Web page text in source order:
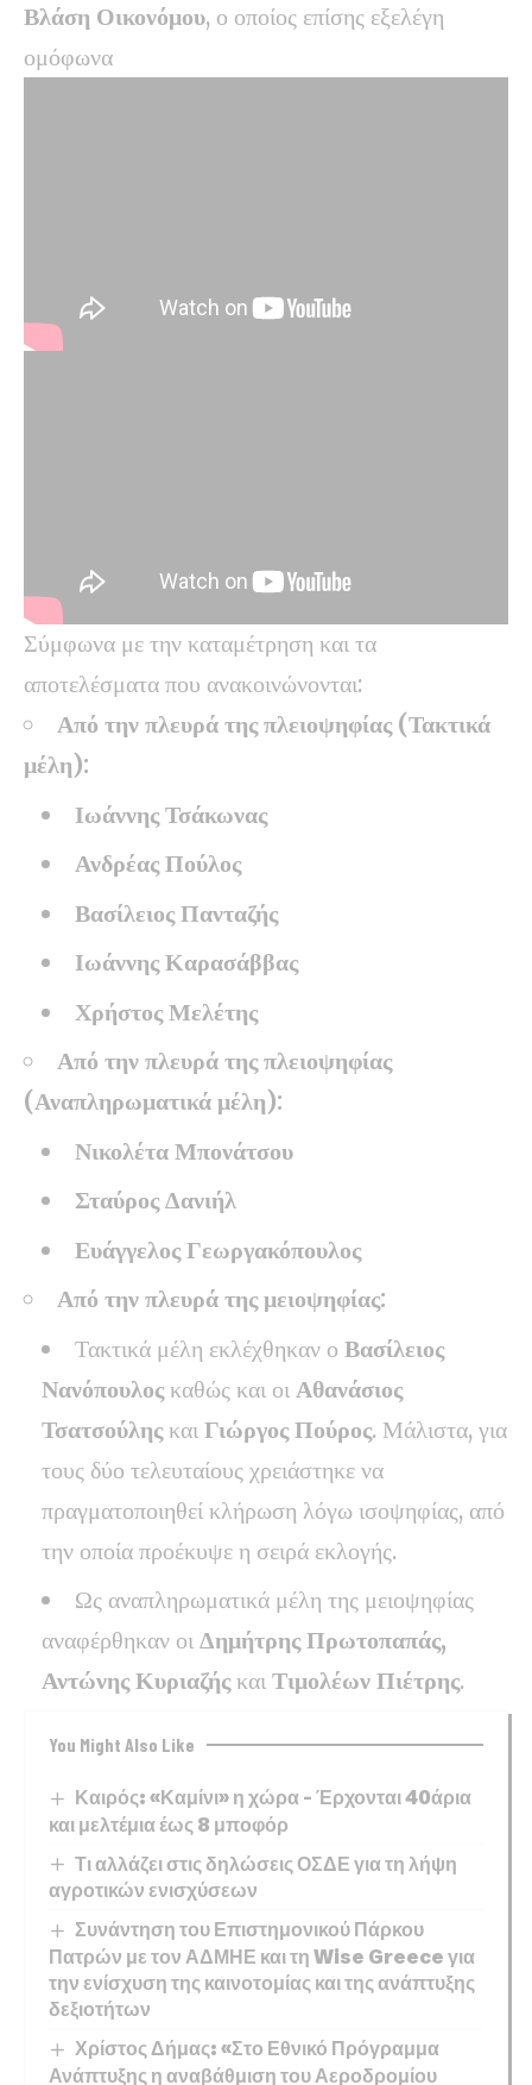
Βλάση Οικονόμου, ο οποίος επίσης εξελέγη
ομόφωνα
Σύμφωνα με την καταμέτρηση και τα
αποτελέσματα που ανακοινώνονται:
Από την πλευρά της πλειοψηφίας (Τακτικά
μέλη):
Ιωάννης Τσάκωνας
Ανδρέας Πούλος
Βασίλειος Πανταζής
Ιωάννης Καρασάββας
Χρήστος Μελέτης
Από την πλευρά της πλειοψηφίας
(Αναπληρωματικά μέλη):
Νικολέτα Μπονάτσου
Σταύρος Δανιήλ
Ευάγγελος Γεωργακόπουλος
Από την πλευρά της μειοψηφίας:
Τακτικά μέλη εκλέχθηκαν ο Βασίλειος
Νανόπουλος καθώς και οι Αθανάσιος
Τσατσούλης και Γιώργος Πούρος. Μάλιστα, για
τους δύο τελευταίους χρειάστηκε να
πραγματοποιηθεί κλήρωση λόγω ισοψηφίας, από
την οποία προέκυψε η σειρά εκλογής.
Ως αναπληρωματικά μέλη της μειοψηφίας
αναφέρθηκαν οι Δημήτρης Πρωτοπαπάς,
Αντώνης Κυριαζής και Τιμολέων Πιέτρης.
You Might Also Like
Καιρός: «Καμίνι» η χώρα – Έρχονται 40άρια
και μελτέμια έως 8 μποφόρ
Τι αλλάζει στις δηλώσεις ΟΣΔΕ για τη λήψη
αγροτικών ενισχύσεων
Συνάντηση του Επιστημονικού Πάρκου
Πατρών με τον ΑΔΜΗΕ και τη Wise Greece για
την ενίσχυση της καινοτομίας και της ανάπτυξης
δεξιοτήτων
Χρίστος Δήμας: «Στο Εθνικό Πρόγραμμα
Ανάπτυξης η αναβάθμιση του Αεροδρομίου